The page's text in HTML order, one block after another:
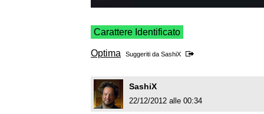
Carattere Identificato
Optima Suggeriti da SashiX
SashiX
22/12/2012 alle 00:34